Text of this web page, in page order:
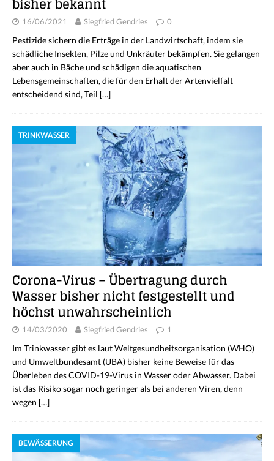
16/06/2021 Siegfried Gendries 0
Pestizide sichern die Erträge in der Landwirtschaft, indem sie
schädliche Insekten, Pilze und Unkräuter bekämpfen. Sie gelangen
aber auch in Bäche und schädigen die aquatischen
Lebensgemeinschaften, die für den Erhalt der Artenvielfalt
entscheidend sind, Teil […]
TRINKWASSER
Corona-Virus – Übertragung durch
Wasser bisher nicht festgestellt und
höchst unwahrscheinlich
14/03/2020 Siegfried Gendries 1
Im Trinkwasser gibt es laut Weltgesundheitsorganisation (WHO)
und Umweltbundesamt (UBA) bisher keine Beweise für das
Überleben des COVID-19-Virus in Wasser oder Abwasser. Dabei
ist das Risiko sogar noch geringer als bei anderen Viren, denn
wegen […]
BEWÄSSERUNG